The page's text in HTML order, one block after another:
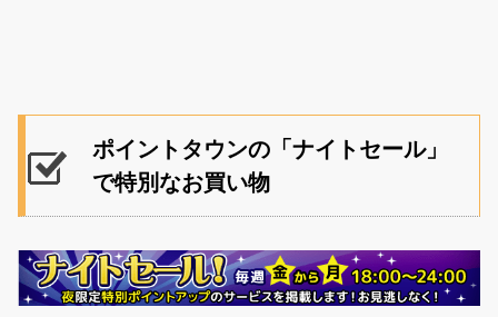
ポイントタウンの「ナイトセール」
で特別なお買い物